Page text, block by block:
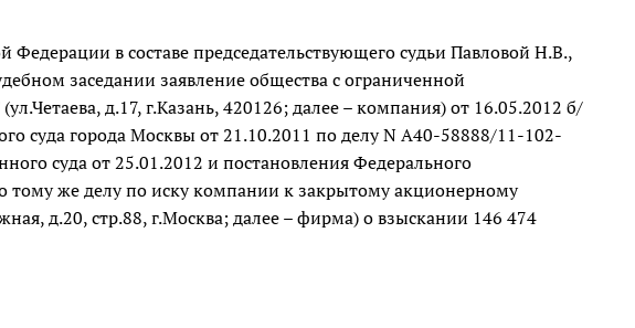
в составе председательствующего судьи Павловой Н.В.,
заседании заявление общества с ограниченной
д.17, г.Казань, 420126; далее – компания) от 16.05.2012 б/
суда города Москвы от 21.10.2011 по делу N А40-58888/11-102-
суда от 25.01.2012 и постановления Федерального
тому же делу по иску компании к закрытому акционерному
д.20, стр.88, г.Москва; далее – фирма) о взыскании 146 474